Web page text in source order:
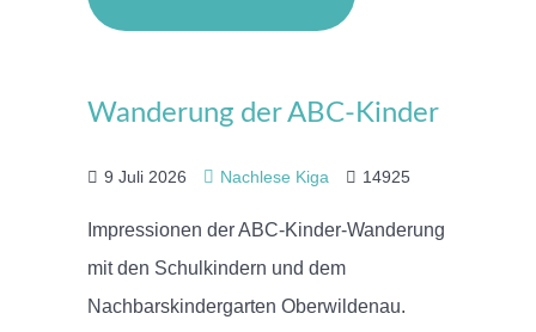
Wanderung der ABC-Kinder
9 Juli 2026 Nachlese Kiga 14925
Impressionen der ABC-Kinder-Wanderung
mit den Schulkindern und dem
Nachbarskindergarten Oberwildenau.